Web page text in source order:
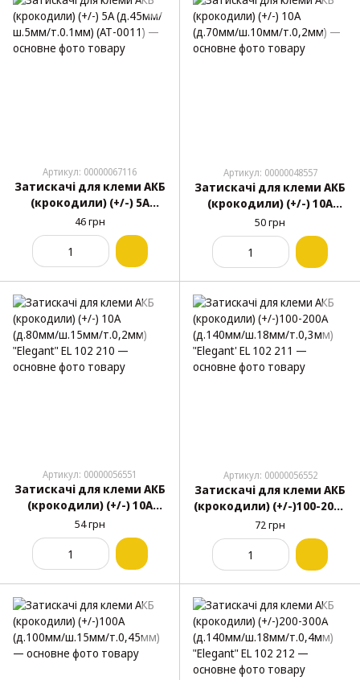
Артикул: 00000067116
Затискачі для клеми АКБ
(крокодили) (+/-) 5А
(д.45мм/ш.5мм/т.0.1мм)
(АТ-0011)
46 грн
Артикул: 00000048557
Затискачі для клеми АКБ
(крокодили) (+/-) 10А
(д.70мм/ш.10мм/т.0,2мм)
50 грн
Артикул: 00000056551
Затискачі для клеми АКБ
(крокодили) (+/-) 10А
(д.80мм/ш.15мм/т.0,2мм)
"Elegant" EL 102 210
54 грн
Артикул: 00000056552
Затискачі для клеми АКБ
(крокодили) (+/-)100-200А
(д.140мм/ш.18мм/
т.0,3мм) "Elegant' EL 102
72 грн